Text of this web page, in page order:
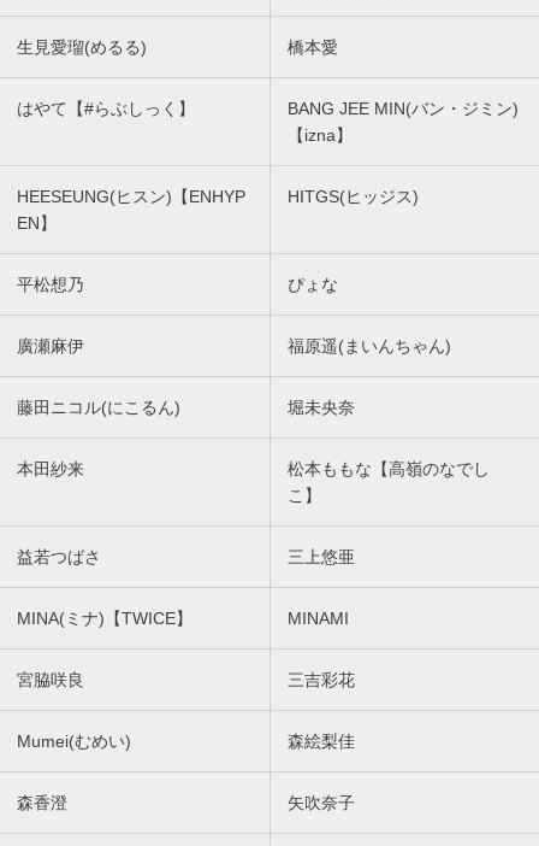
生見愛瑠(めるる) 橋本愛
はやて【#らぶしっく】
BANG JEE MIN(バン・ジミン)
【izna】
HEESEUNG(ヒスン)【ENHYP
EN】
HITGS(ヒッジス)
平松想乃 ぴょな
廣瀬麻伊 福原遥(まいんちゃん)
藤田ニコル(にこるん) 堀未央奈
本田紗来
松本ももな【高嶺のなでし
こ】
益若つばさ 三上悠亜
MINA(ミナ)【TWICE】 MINAMI
宮脇咲良 三吉彩花
Mumei(むめい) 森絵梨佳
森香澄 矢吹奈子